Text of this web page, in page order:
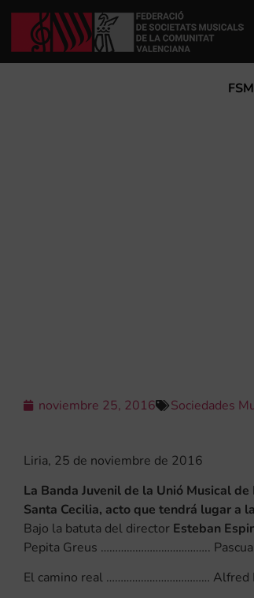
noviembre 25, 2016 Sociedades
Liria, 25 de noviembre de 2016
La Banda Juvenil de la Unió Musical
Santa Cecilia, acto que tendrá lugar a
Bajo la batuta del director Esteban
Pepita Greus ………………………………..
El camino real ……………………………… Alfred